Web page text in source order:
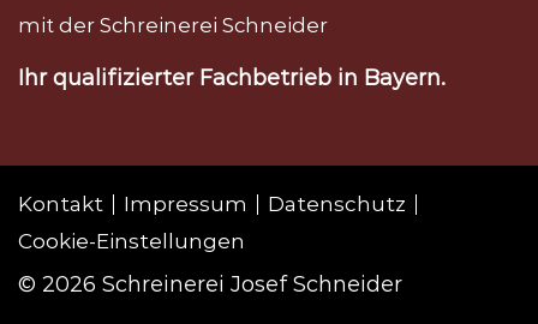
mit der Schreinerei Schneider
Ihr qualifizierter Fachbetrieb in Bayern.
Kontakt Impressum
Datenschutz
Cookie-Einstellungen
© 2026 Schreinerei Josef Schneider